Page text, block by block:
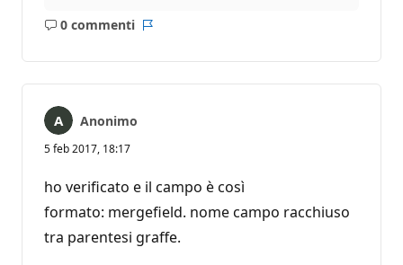
0 commenti
Nessun
Anonimo
5 feb 2017, 18:17
ho verificato e il campo è così
formato: mergefield. nome campo racchiuso
tra parentesi graffe.